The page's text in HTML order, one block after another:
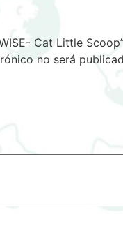
Cat Little
no será